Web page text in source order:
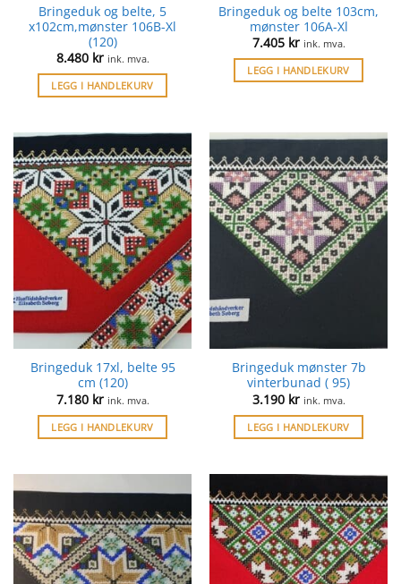
Bringeduk og belte, 5
x102cm,mønster 106B-Xl
(120)
8.480 kr ink. mva.
LEGG I HANDLEKURV
Bringeduk og belte 103cm,
mønster 106A-Xl
7.405 kr ink. mva.
LEGG I HANDLEKURV
Bringeduk 17xl, belte 95
cm (120)
7.180 kr ink. mva.
LEGG I HANDLEKURV
Bringeduk mønster 7b
vinterbunad ( 95)
3.190 kr ink. mva.
LEGG I HANDLEKURV